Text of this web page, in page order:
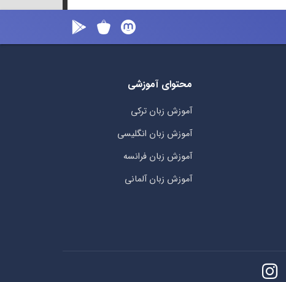
محتوای آموزشی
آموزش زبان ترکی
آموزش زبان انگلیسی
آموزش زبان فرانسه
آموزش زبان آلمانی